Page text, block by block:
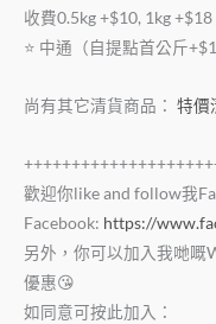
收費0.5kg +$10, 1kg +$18
⭐️ 中通（自提點首公斤
尚有其它清貨商品： 特價
歡迎你like and follow我
Facebook: https://
另外，你可以加入我哋嘅
優惠😘
如同意可按此加入：